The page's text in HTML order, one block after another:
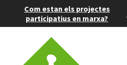
Com estan els projectes
participatius en marxa?